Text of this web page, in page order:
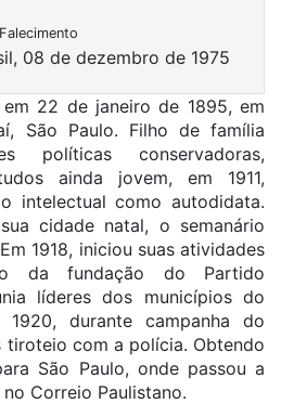
22 de janeiro de 1895, em
São Paulo. Filho de família
políticas conservadoras,
ainda jovem, em 1911,
intelectual como autodidata.
cidade natal, o semanário
1918, iniciou suas atividades
da fundação do Partido
líderes dos municípios do
durante campanha do
com a polícia. Obtendo
São Paulo, onde passou a
Correio Paulistano.
Falecimento
08 de dezembro de 1975